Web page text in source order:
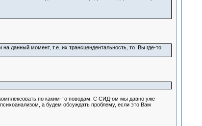
данный момент, т.е. их трансцендентальность, то Вы где-то
по каким-то поводам. С СИД-ом мы давно уже
а будем обсуждать проблему, если это Вам